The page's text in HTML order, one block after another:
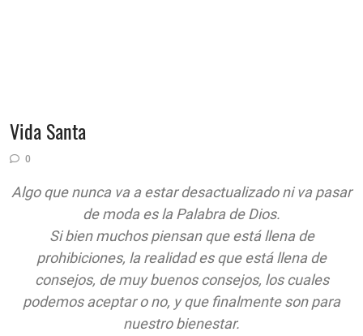
Vida Santa
0
Algo que nunca va a estar desactualizado ni va pasar
de moda es la Palabra de Dios.
Si bien muchos piensan que está llena de
prohibiciones, la realidad es que está llena de
consejos, de muy buenos consejos, los cuales
podemos aceptar o no, y que finalmente son para
nuestro bienestar.